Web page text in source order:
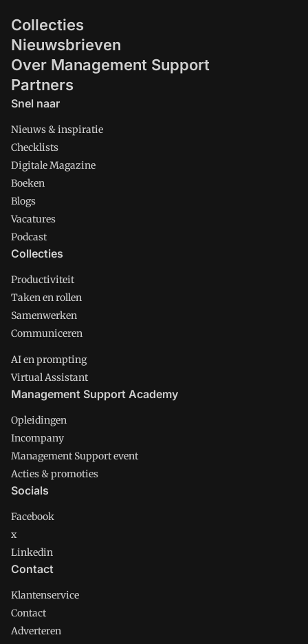
Collecties
Nieuwsbrieven
Over Management Support
Partners
Snel naar
Nieuws & inspiratie
Checklists
Digitale Magazine
Boeken
Blogs
Vacatures
Podcast
Collecties
Productiviteit
Taken en rollen
Samenwerken
Communiceren
AI en prompting
Virtual Assistant
Management Support Academy
Opleidingen
Incompany
Management Support event
Acties & promoties
Socials
Facebook
x
Linkedin
Contact
Klantenservice
Contact
Adverteren